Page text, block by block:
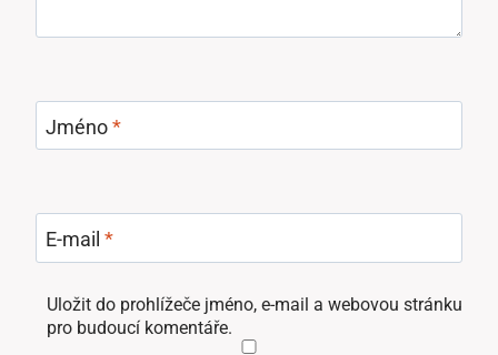
Jméno*
E-mail *
Uložit do prohlížeče jméno, e-mail a webovou stránku
pro budoucí komentáře.